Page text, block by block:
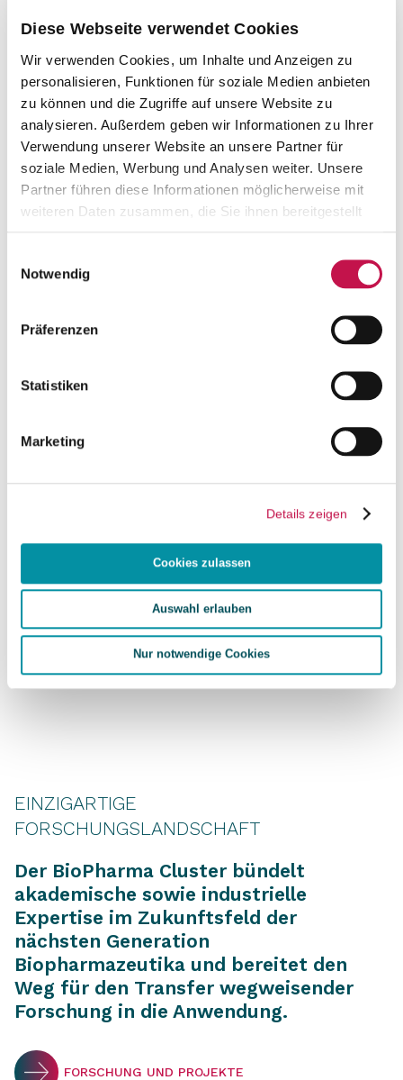
Diese Webseite verwendet Cookies
Wir verwenden Cookies, um Inhalte und Anzeigen zu
personalisieren, Funktionen für soziale Medien anbieten
zu können und die Zugriffe auf unsere Website zu
analysieren. Außerdem geben wir Informationen zu Ihrer
Verwendung unserer Website an unsere Partner für
soziale Medien, Werbung und Analysen weiter. Unsere
Partner führen diese Informationen möglicherweise mit
weiteren Daten zusammen, die Sie ihnen bereitgestellt
Notwendig
Präferenzen
Statistiken
Marketing
Details zeigen
Cookies zulassen
Auswahl erlauben
Nur notwendige Cookies
EINZIGARTIGE
FORSCHUNGSLANDSCHAFT
Der BioPharma Cluster bündelt
akademische sowie industrielle
Expertise im Zukunftsfeld der
nächsten Generation
Biopharmazeutika und bereitet den
Weg für den Transfer wegweisender
Forschung in die Anwendung.
FORSCHUNG UND PROJEKTE